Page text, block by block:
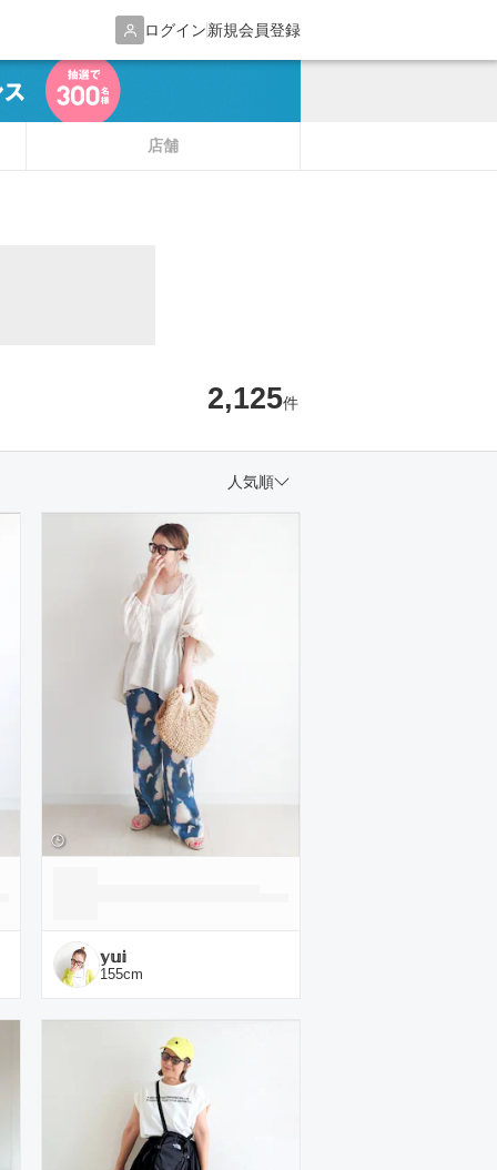
ログイン新規会員登録
店舗
2,125件
人気順
𝕪𝕦𝕚
155cm